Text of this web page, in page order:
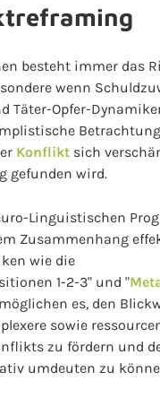
besteht immer das
wenn
Täter-Opfer-
Konflikt sich
gefunden wird.
Linguistischen
Zusammenhang
wie die
1-2-3" und "
es, den
sowie
zu fördern und
umdeuten zu